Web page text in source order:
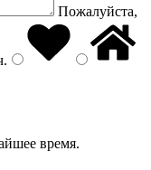
Пожалуйста,
.
время.